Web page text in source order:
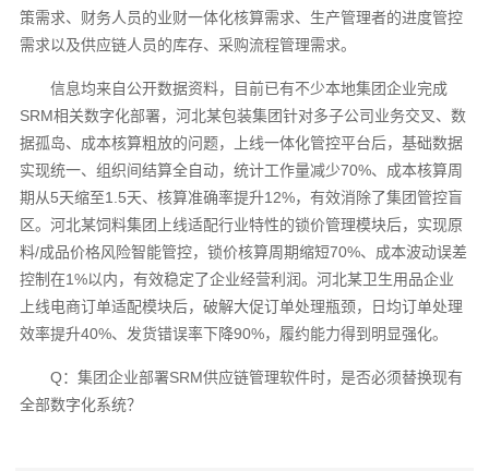
策需求、财务人员的业财一体化核算需求、生产管理者的进度管控
需求以及供应链人员的库存、采购流程管理需求。
信息均来自公开数据资料，目前已有不少本地集团企业完成
SRM相关数字化部署，河北某包装集团针对多子公司业务交叉、数
据孤岛、成本核算粗放的问题，上线一体化管控平台后，基础数据
实现统一、组织间结算全自动，统计工作量减少70%、成本核算周
期从5天缩至1.5天、核算准确率提升12%，有效消除了集团管控盲
区。河北某饲料集团上线适配行业特性的锁价管理模块后，实现原
料/成品价格风险智能管控，锁价核算周期缩短70%、成本波动误差
控制在1%以内，有效稳定了企业经营利润。河北某卫生用品企业
上线电商订单适配模块后，破解大促订单处理瓶颈，日均订单处理
效率提升40%、发货错误率下降90%，履约能力得到明显强化。
Q：集团企业部署SRM供应链管理软件时，是否必须替换现有
全部数字化系统？